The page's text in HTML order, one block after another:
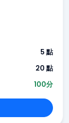
5 點
20 點
100分